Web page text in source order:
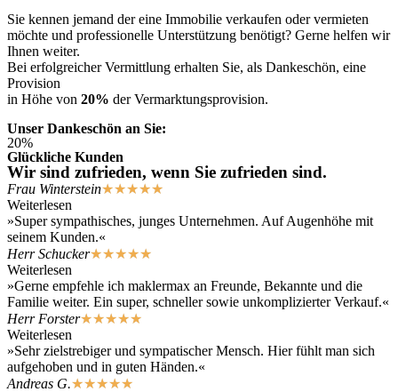
Sie kennen jemand der eine Immobilie verkaufen oder vermieten
möchte und professionelle Unterstützung benötigt? Gerne helfen wir
Ihnen weiter.
Bei erfolgreicher Vermittlung erhalten Sie, als Dankeschön, eine
Provision
in Höhe von 20% der Vermarktungsprovision.
Unser Dankeschön an Sie:
20%
Glückliche Kunden
Wir sind zufrieden, wenn Sie zufrieden sind.
Frau Winterstein★★★★★
Weiterlesen
»Super sympathisches, junges Unternehmen. Auf Augenhöhe mit
seinem Kunden.«
Herr Schucker★★★★★
Weiterlesen
»Gerne empfehle ich maklermax an Freunde, Bekannte und die
Familie weiter. Ein super, schneller sowie unkomplizierter Verkauf.«
Herr Forster★★★★★
Weiterlesen
»Sehr zielstrebiger und sympatischer Mensch. Hier fühlt man sich
aufgehoben und in guten Händen.«
Andreas G.★★★★★